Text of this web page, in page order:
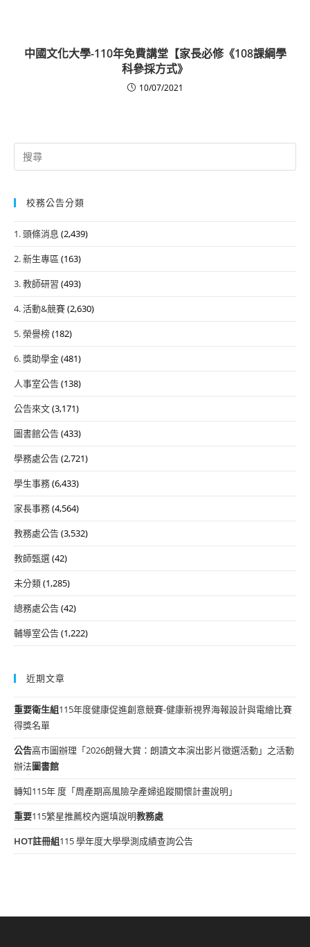
中國文化大學-110年免費講堂【家長必修《108課綱學
科參採方式》
10/07/2021
Search
for:
校務公告分類
1. 頭條消息 (2,439)
2. 新生專區 (163)
3. 教師研習 (493)
4. 活動&競賽(2,630)
5. 榮譽榜(182)
6. 獎助學金(481)
人事室公告(138)
公告來文(3,171)
圖書館公告(433)
學務處公告(2,721)
學生事務(6,433)
家長事務(4,564)
教務處公告(3,532)
教師甄選(42)
未分類(1,285)
總務處公告(42)
輔導室公告(1,222)
近期文章
重要衛生組115年度健康促進創意競賽-健康新視界海報設計與電繪比賽
得獎名單
公告高市圖辦理「2026朗聲大賞：朗讀文本演出影片徵選活動」之活動
辦法圖書館
轉知115年 度「周產期高風險孕產婦追蹤關懷計畫說明」
重要115繁星推薦校內選填說明教務處
HOT註冊組115 學年度大學學測成績查詢公告